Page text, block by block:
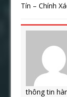
Tín – Chính
thông tin